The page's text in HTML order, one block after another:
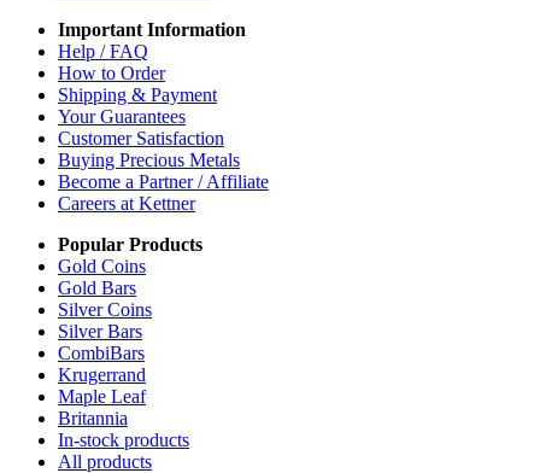
Important Information
Help / FAQ
How to Order
Shipping & Payment
Your Guarantees
Customer Satisfaction
Buying Precious Metals
Become a Partner / Affiliate
Careers at Kettner
Popular Products
Gold Coins
Gold Bars
Silver Coins
Silver Bars
CombiBars
Krugerrand
Maple Leaf
Britannia
In-stock products
All products